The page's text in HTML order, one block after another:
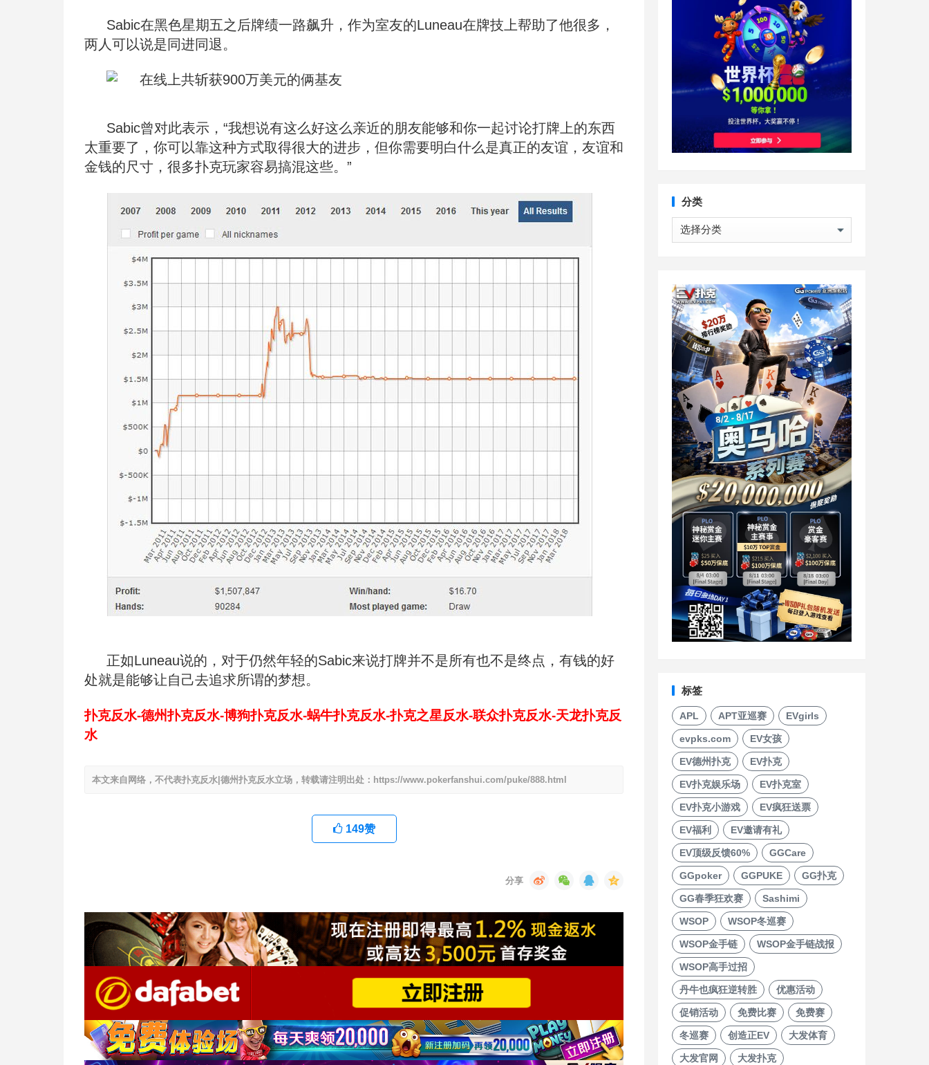
Sabic在黑色星期五之后牌绩一路飙升，作为室友的Luneau在牌技上帮助了他很多，
两人可以说是同进同退。
Sabic曾对此表示，“我想说有这么好这么亲近的朋友能够和你一起讨论打牌上的东西
太重要了，你可以靠这种方式取得很大的进步，但你需要明白什么是真正的友谊，友谊和
金钱的尺寸，很多扑克玩家容易搞混这些。”
正如Luneau说的，对于仍然年轻的Sabic来说打牌并不是所有也不是终点，有钱的好
处就是能够让自己去追求所谓的梦想。
扑克反水-德州扑克反水-博狗扑克反水-蜗牛扑克反水-扑克之星反水-联众扑克反水-天龙扑克反
水
本文来自网络，不代表扑克反水|德州扑克反水立场，转载请注明出处：https://www.pokerfanshui.com/puke/888.html
149赞
分类
分
类
标签
APL APT亚巡赛 EVgirls
evpks.com EV女孩
EV德州扑克 EV扑克
EV扑克娱乐场 EV扑克室
EV扑克小游戏 EV疯狂送票
EV福利 EV邀请有礼
EV顶级反馈60% GGCare
GGpoker GGPUKE GG扑克
GG春季狂欢赛 Sashimi
WSOP WSOP冬巡赛
WSOP金手链 WSOP金手链战报
WSOP高手过招
丹牛也疯狂逆转胜 优惠活动
促销活动 免费比赛 免费赛
冬巡赛 创造正EV 大发体育
大发官网 大发扑克